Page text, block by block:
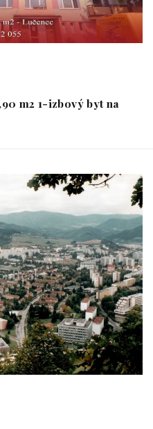
m2 1-izbový byt na